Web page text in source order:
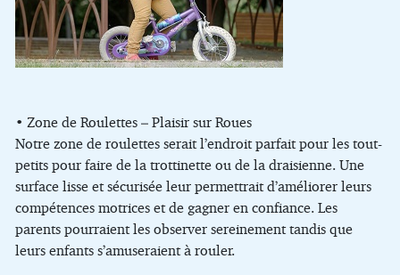
• Zone de Roulettes – Plaisir sur Roues
Notre zone de roulettes serait l’endroit parfait pour les tout-
petits pour faire de la trottinette ou de la draisienne. Une
surface lisse et sécurisée leur permettrait d’améliorer leurs
compétences motrices et de gagner en confiance. Les
parents pourraient les observer sereinement tandis que
leurs enfants s’amuseraient à rouler.